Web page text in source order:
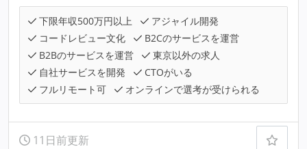
下限年収500万円以上
アジャイル開発
コードレビュー文化
B2Cのサービスを運営
B2Bのサービスを運営
東京以外の求人
自社サービスを開発
CTOがいる
フルリモート可
オンラインで選考が受けられる
11日前更新